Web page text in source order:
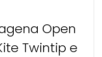
Open
Twintip e